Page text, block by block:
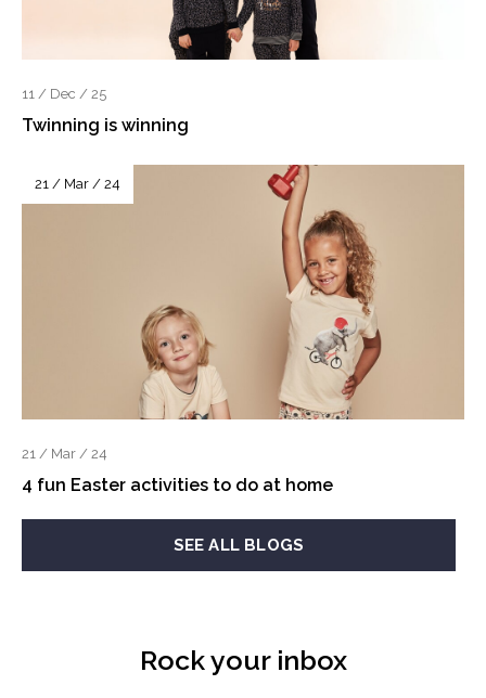
11 / Dec / 25
Twinning is winning
21 / Mar / 24
21 / Mar / 24
4 fun Easter activities to do at home
SEE ALL BLOGS
Rock your inbox